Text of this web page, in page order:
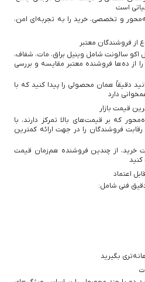
است
و تخصصی، خرید را به تجربه‌ای امن،
اکو سالونت شامل وینیل براق، مات، شفاف،
از ده‌ها فروشنده معتبر مقایسه و بررسی
دقیقاً همان محصولی را پیدا کنید که با
دارد
که بر قیمت‌های بالا تمرکز دارند، با
فروشندگان را در جهت ارائه کمترین
خرید، از چندین فروشنده هم‌زمان قیمت
کنید
فنی شامل:
بگیرید